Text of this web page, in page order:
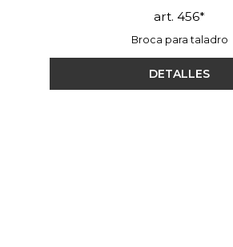
art. 456*
Broca para taladro
DETALLES